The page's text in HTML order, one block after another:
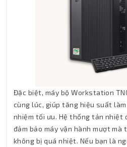
Đặc biệt, máy bộ Workstation
cùng lúc, giúp tăng hiệu suất
nhiệm tối ưu. Hệ thống tản nhiệt
đảm bảo máy vận hành mượt mà
không bị quá nhiệt. Nếu bạn là